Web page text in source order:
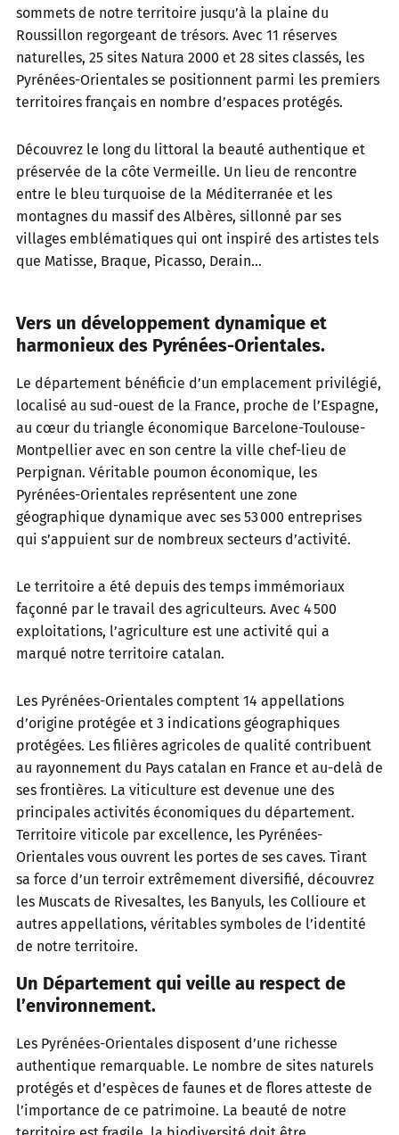
sommets de notre territoire jusqu’à la plaine du
Roussillon regorgeant de trésors. Avec 11 réserves
naturelles, 25 sites Natura 2000 et 28 sites classés, les
Pyrénées-Orientales se positionnent parmi les premiers
territoires français en nombre d’espaces protégés.
Découvrez le long du littoral la beauté authentique et
préservée de la côte Vermeille. Un lieu de rencontre
entre le bleu turquoise de la Méditerranée et les
montagnes du massif des Albères, sillonné par ses
villages emblématiques qui ont inspiré des artistes tels
que Matisse, Braque, Picasso, Derain…
Vers un développement dynamique et
harmonieux des Pyrénées-Orientales.
Le département bénéficie d’un emplacement privilégié,
localisé au sud-ouest de la France, proche de l’Espagne,
au cœur du triangle économique Barcelone-Toulouse-
Montpellier avec en son centre la ville chef-lieu de
Perpignan. Véritable poumon économique, les
Pyrénées-Orientales représentent une zone
géographique dynamique avec ses 53 000 entreprises
qui s’appuient sur de nombreux secteurs d’activité.
Le territoire a été depuis des temps immémoriaux
façonné par le travail des agriculteurs. Avec 4 500
exploitations, l’agriculture est une activité qui a
marqué notre territoire catalan.
Les Pyrénées-Orientales comptent 14 appellations
d’origine protégée et 3 indications géographiques
protégées. Les filières agricoles de qualité contribuent
au rayonnement du Pays catalan en France et au-delà de
ses frontières. La viticulture est devenue une des
principales activités économiques du département.
Territoire viticole par excellence, les Pyrénées-
Orientales vous ouvrent les portes de ses caves. Tirant
sa force d’un terroir extrêmement diversifié, découvrez
les Muscats de Rivesaltes, les Banyuls, les Collioure et
autres appellations, véritables symboles de l’identité
de notre territoire.
Un Département qui veille au respect de
l’environnement.
Les Pyrénées-Orientales disposent d’une richesse
authentique remarquable. Le nombre de sites naturels
protégés et d’espèces de faunes et de flores atteste de
l’importance de ce patrimoine. La beauté de notre